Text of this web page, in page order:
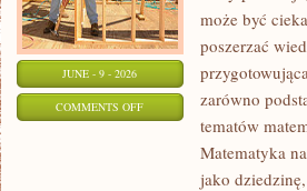
JUNE - 9 - 2026
COMMENTS OFFON
PODSTAWY
MATEMATYKI
może być
poszerzać
zarówno
tematów
Matematyka
jako